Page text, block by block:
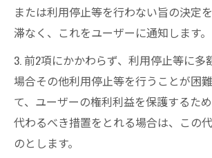
または利用停止等を行わない旨の決定
滞なく、これをユーザーに通知します。
3. 前2項にかかわらず、利用停止等に多
場合その他利用停止等を行うことが困
て、ユーザーの権利利益を保護するた
代わるべき措置をとれる場合は、この
のとします。